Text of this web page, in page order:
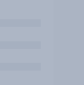
Sie zu